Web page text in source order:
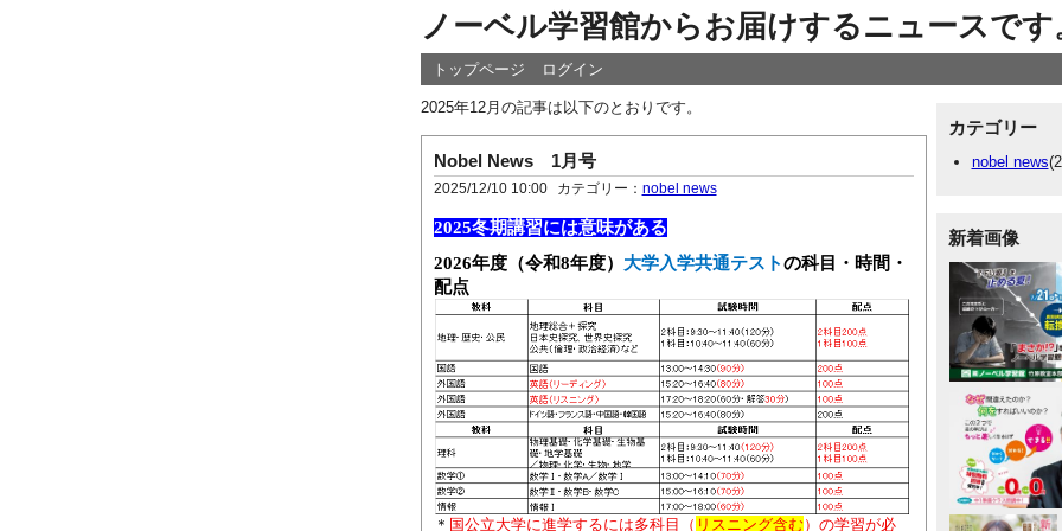
ノーベル学習館からお届けするニュースです
トップページ ログイン
2025年12月の記事は以下のとおりです。
Nobel News 1月号
2025/12/10 10:00 カテゴリー： nobel news
2025冬期講習には意味がある
2026年度（令和8年度） 大学入学共通テストの科目・時間・
配点
＊ 国公立大学に進学するには多科目（ リスニング含む）の学習が必
カテゴリー
nobel news
新着画像